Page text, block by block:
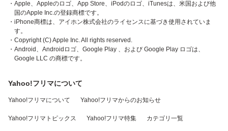
・Apple、Appleのロゴ、App Store、iPodのロゴ、iTunesは、米国および他
国のApple Inc.の登録商標です。
・iPhone商標は、アイホン株式会社のライセンスに基づき使用されていま
す。
・Copyright (C) Apple Inc. All rights reserved.
・Android、Androidロゴ、Google Play 、および Google Play ロゴは、
Google LLC の商標です。
Yahoo!フリマについて
Yahoo!フリマについて Yahoo!フリマからのお知らせ
Yahoo!フリマトピックス Yahoo!フリマ特集 カテゴリ一覧